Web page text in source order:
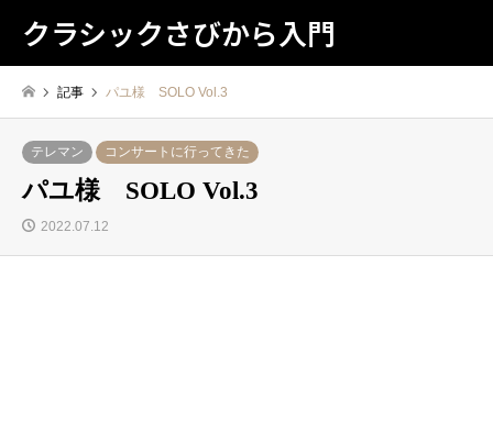
クラシックさびから入門
記事 パユ様 SOLO Vol.3
テレマン コンサートに行ってきた
パユ様 SOLO Vol.3
2022.07.12